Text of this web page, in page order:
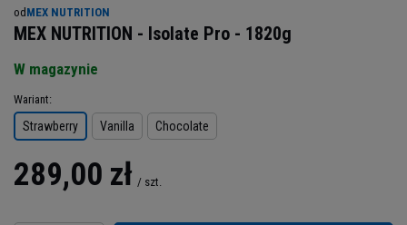
od MEX NUTRITION
MEX NUTRITION - Isolate Pro - 1820g
W magazynie
Wariant
Strawberry Vanilla Chocolate
289,00 zł / szt.